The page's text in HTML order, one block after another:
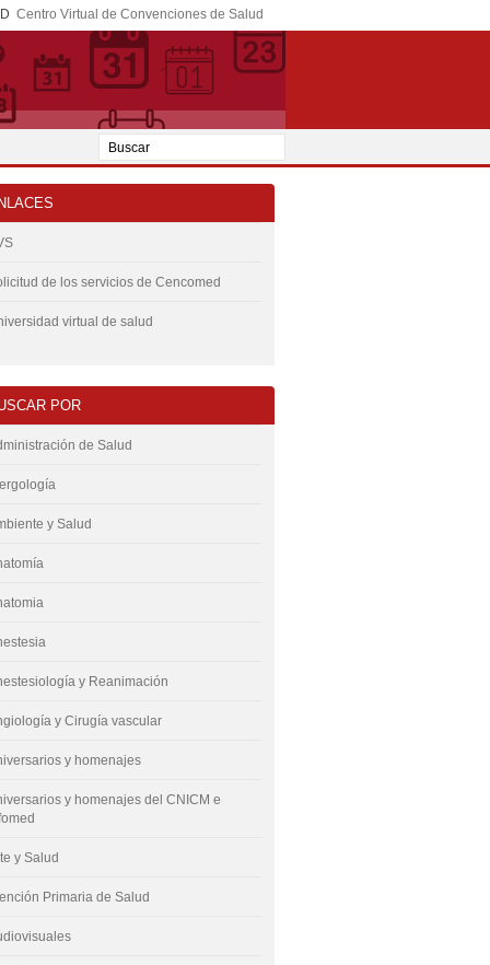
Centro Virtual de Convenciones de Salud
de los servicios de Cencomed
virtual de salud
POR
de Salud
y Salud
y Reanimación
y Cirugía vascular
y homenajes
y homenajes del CNICM e
y Salud
Primaria de Salud